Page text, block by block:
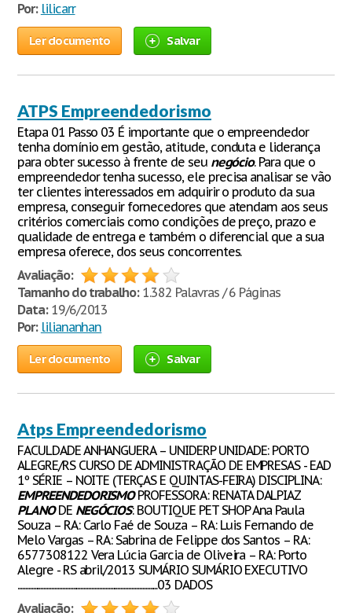
Por: lilicarr
Ler documento Salvar
ATPS Empreendedorismo
Etapa 01 Passo 03 É importante que o empreendedor
tenha domínio em gestão, atitude, conduta e liderança
para obter sucesso à frente de seu negócio. Para que o
empreendedor tenha sucesso, ele precisa analisar se vão
ter clientes interessados em adquirir o produto da sua
empresa, conseguir fornecedores que atendam aos seus
critérios comerciais como condições de preço, prazo e
qualidade de entrega e também o diferencial que a sua
empresa oferece, dos seus concorrentes.
Avaliação:
Tamanho do trabalho:1.382 Palavras / 6 Páginas
Data:19/6/2013
Por: liliananhan
Ler documento Salvar
Atps Empreendedorismo
FACULDADE ANHANGUERA – UNIDERP UNIDADE: PORTO
ALEGRE/RS CURSO DE ADMINISTRAÇÃO DE EMPRESAS - EAD
1º SÉRIE – NOITE (TERÇAS E QUINTAS-FEIRA) DISCIPLINA:
EMPREENDEDORISMOPROFESSORA: RENATA DALPIAZ
PLANODE NEGÓCIOS: BOUTIQUE PET SHOP Ana Paula
Souza – RA: Carlo Faé de Souza – RA: Luis Fernando de
Melo Vargas – RA: Sabrina de Felippe dos Santos – RA:
6577308122 Vera Lúcia Garcia de Oliveira – RA: Porto
Alegre - RS abril/2013 SUMÁRIO SUMÁRIO EXECUTIVO
...........................................................................................03 DADOS
Avaliação: